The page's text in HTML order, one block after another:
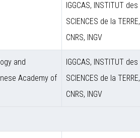
IGGCAS, INSTITUT des
SCIENCES de la TERRE,
CNRS, INGV
and
Academy of
IGGCAS, INSTITUT des
SCIENCES de la TERRE,
CNRS, INGV